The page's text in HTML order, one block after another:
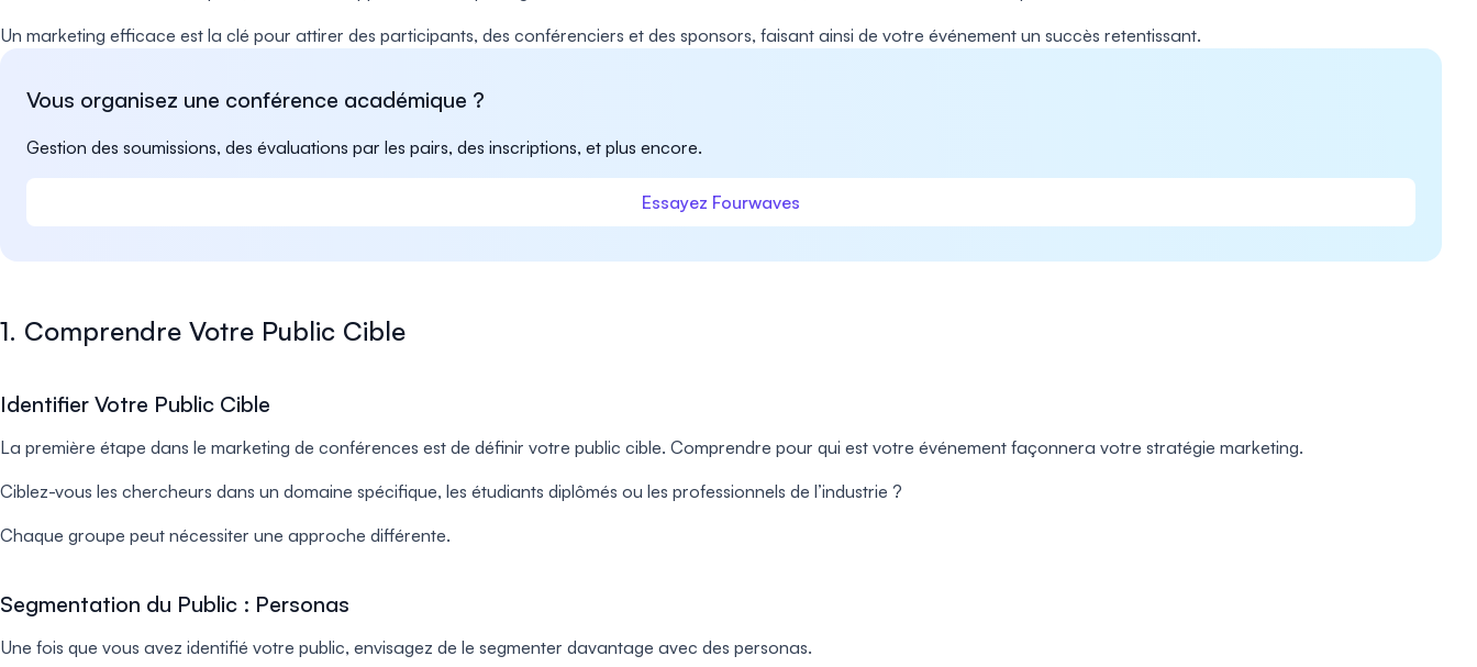
Un marketing efficace est la clé pour attirer des participants, des conférenciers et des sponsors, faisant ainsi de votre événement un succès retentissant.
Vous organisez une conférence académique ?
Gestion des soumissions, des évaluations par les pairs, des inscriptions, et plus encore.
Essayez Fourwaves
1. Comprendre Votre Public Cible
Identifier Votre Public Cible
La première étape dans le marketing de conférences est de définir votre public cible. Comprendre pour qui est votre événement façonnera votre stratégie marketing.
Ciblez-vous les chercheurs dans un domaine spécifique, les étudiants diplômés ou les professionnels de l’industrie ?
Chaque groupe peut nécessiter une approche différente.
Segmentation du Public : Personas
Une fois que vous avez identifié votre public, envisagez de le segmenter davantage avec des personas.